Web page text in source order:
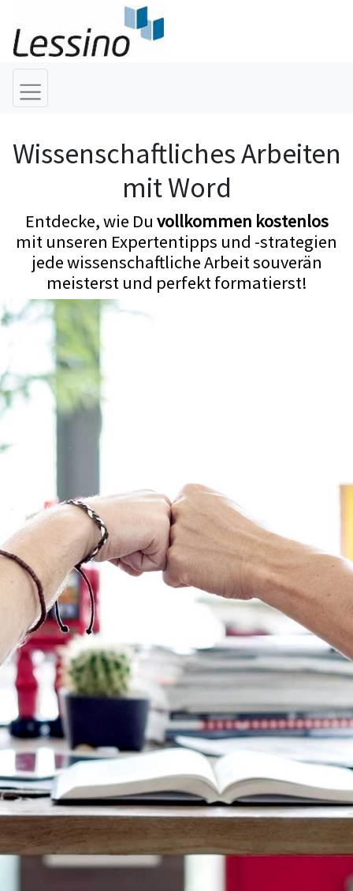
Wissenschaftliches Arbeiten
mit Word
Entdecke, wie Du vollkommen kostenlos
mit unseren Expertentipps und -strategien
jede wissenschaftliche Arbeit souverän
meisterst und perfekt formatierst!